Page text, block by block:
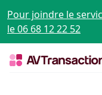
Pour joindre le
le 06 68 12 22 52